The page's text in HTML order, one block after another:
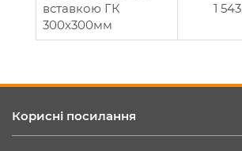
вставкою ГК
300х300мм
1
Корисні посилання